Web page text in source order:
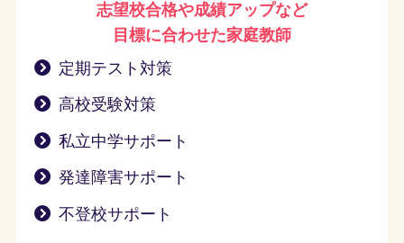
志望校合格や成績アップなど
目標に合わせた家庭教師
定期テスト対策
高校受験対策
私立中学サポート
発達障害サポート
不登校サポート